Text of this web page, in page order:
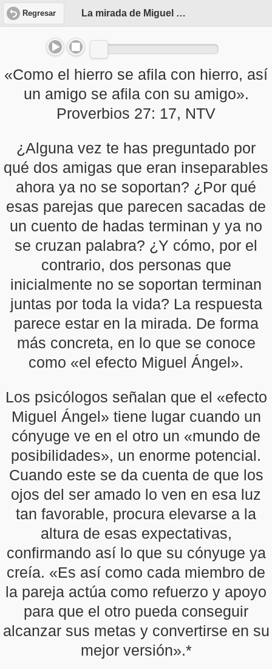
Regresar La mirada de Miguel Ángel
«Como el hierro se afila con hierro, así
un amigo se afila con su amigo».
Proverbios 27: 17, NTV
¿Alguna vez te has preguntado por
qué dos amigas que eran inseparables
ahora ya no se soportan? ¿Por qué
esas parejas que parecen sacadas de
un cuento de hadas terminan y ya no
se cruzan palabra? ¿Y cómo, por el
contrario, dos personas que
inicialmente no se soportan terminan
juntas por toda la vida? La respuesta
parece estar en la mirada. De forma
más concreta, en lo que se conoce
como «el efecto Miguel Ángel».
Los psicólogos señalan que el «efecto
Miguel Ángel» tiene lugar cuando un
cónyuge ve en el otro un «mundo de
posibilidades», un enorme potencial.
Cuando este se da cuenta de que los
ojos del ser amado lo ven en esa luz
tan favorable, procura elevarse a la
altura de esas expectativas,
confirmando así lo que su cónyuge ya
creía. «Es así como cada miembro de
la pareja actúa como refuerzo y apoyo
para que el otro pueda conseguir
alcanzar sus metas y convertirse en su
mejor versión».*